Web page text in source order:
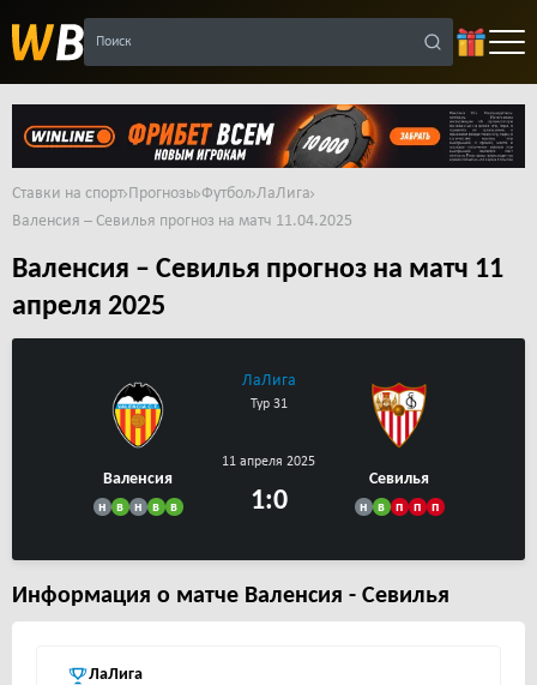
Поиск
Ставки на спорт Прогнозы Футбол ЛаЛига
Валенсия – Севилья прогноз на матч 11.04.2025
Валенсия – Севилья прогноз на матч 11
апреля 2025
Валенсия
н в н в в
ЛаЛига
Тур 31
11 апреля 2025
1:0
Cевилья
н в п п п
Информация о матче Валенсия - Cевилья
ЛаЛига